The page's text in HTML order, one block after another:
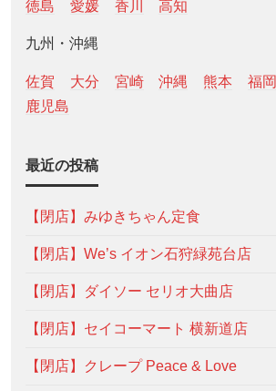
徳島 愛媛 香川 高知
九州・沖縄
佐賀 大分 宮崎 沖縄 熊本 福岡
鹿児島
最近の投稿
【閉店】みゆきちゃん定食
【閉店】We’s イオン石狩緑苑台店
【閉店】ダイソー セリオ大曲店
【閉店】セイコーマート 横新道店
【閉店】クレープ Peace & Love